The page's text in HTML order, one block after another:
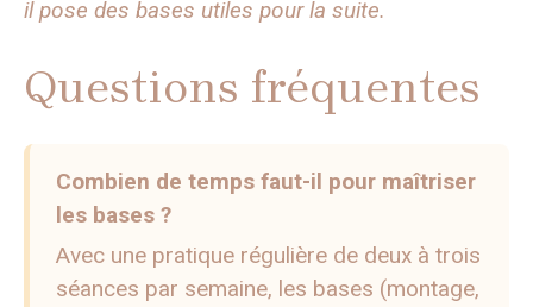
il pose des bases utiles pour la suite.
Questions fréquentes
Combien de temps faut-il pour maîtriser
les bases ?
Avec une pratique régulière de deux à trois
séances par semaine, les bases (montage,